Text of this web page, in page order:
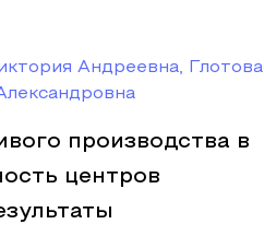
Андреевна, Глотова
производства в
центров